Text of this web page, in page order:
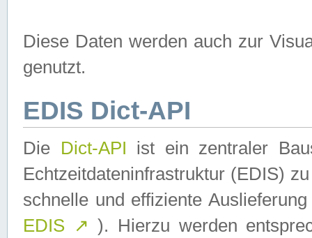
Diese Daten werden auch zur
genutzt.
EDIS Dict-API
Die Dict-API ist ein zentraler
Echtzeitdateninfrastruktur (EDIS)
schnelle und effiziente
EDIS ↗ ). Hierzu werden